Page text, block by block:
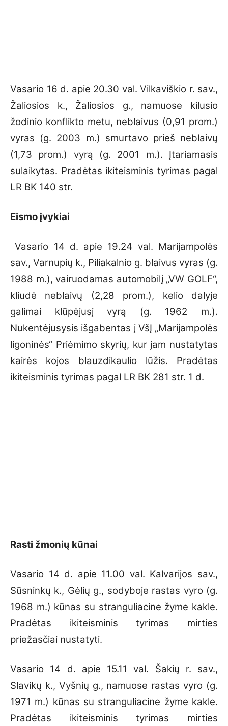
Vasario 16 d. apie 20.30 val. Vilkaviškio r. sav.,
Žaliosios k., Žaliosios g., namuose kilusio
žodinio konflikto metu, neblaivus (0,91 prom.)
vyras (g. 2003 m.) smurtavo prieš neblaivų
(1,73 prom.) vyrą (g. 2001 m.). Įtariamasis
sulaikytas. Pradėtas ikiteisminis tyrimas pagal
LR BK 140 str.
Eismo įvykiai
Vasario 14 d. apie 19.24 val. Marijampolės
sav., Varnupių k., Piliakalnio g. blaivus vyras (g.
1988 m.), vairuodamas automobilį „VW GOLF“,
kliudė neblaivų (2,28 prom.), kelio dalyje
galimai klūpėjusį vyrą (g. 1962 m.).
Nukentėjusysis išgabentas į VšĮ „Marijampolės
ligoninės“ Priėmimo skyrių, kur jam nustatytas
kairės kojos blauzdikaulio lūžis. Pradėtas
ikiteisminis tyrimas pagal LR BK 281 str. 1 d.
Rasti žmonių kūnai
Vasario 14 d. apie 11.00 val. Kalvarijos sav.,
Sūsninkų k., Gėlių g., sodyboje rastas vyro (g.
1968 m.) kūnas su stranguliacine žyme kakle.
Pradėtas ikiteisminis tyrimas mirties
priežasčiai nustatyti.
Vasario 14 d. apie 15.11 val. Šakių r. sav.,
Slavikų k., Vyšnių g., namuose rastas vyro (g.
1971 m.) kūnas su stranguliacine žyme kakle.
Pradėtas ikiteisminis tyrimas mirties